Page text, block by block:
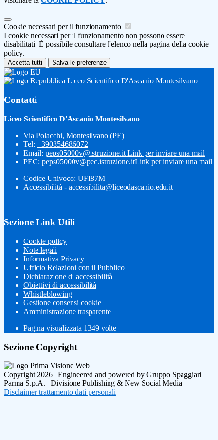
Cookie necessari per il funzionamento
I cookie necessari per il funzionamento non possono essere
disabilitati. È possibile consultare l'elenco nella pagina della cookie
policy.
Accetta tutti Salva le preferenze
Liceo Scientifico D'Ascanio Montesilvano
Contatti
Liceo Scientifico D'Ascanio Montesilvano
Via Polacchi, Montesilvano (PE)
Tel: +390854686072
Email: peps05000v@istruzione.it Link per inviare una mail
PEC: peps05000v@pec.istruzione.itLink per inviare una mail
Codice Univoco: UFI87M
Accessibilità - accessibilita@liceodascanio.edu.it
Sezione Link Utili
Cookie policy
Note legali
Informativa Privacy
Ufficio Relazioni con il Pubblico
Dichiarazione di accessibilità
Obiettivi di accessibilità
Whistleblowing
Gestione consensi cookie
Amministrazione trasparente
Pagina visualizzata 1349 volte
Sezione Copyright
Copyright 2026 | Engineered and powered by Gruppo Spaggiari
Parma S.p.A. | Divisione Publishing & New Social Media
Disclaimer trattamento dati personali